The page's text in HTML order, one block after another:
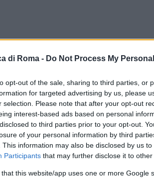
di Roma - Do Not Process My
opt-out of the sale, sharing to third parties, or
for targeted advertising by us, please
selection. Please note that after your opt-out
interest-based ads based on personal
to third parties prior to your opt-out.
of your personal information by third
This information may also be disclosed by us
Participants that may further disclose it to other
that this website/app uses one or more Google